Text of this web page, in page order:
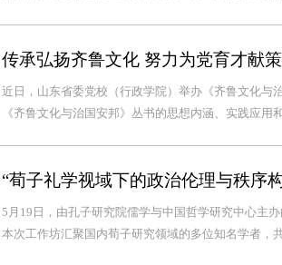
传承弘扬齐鲁文化 努力为党育才献
近日，山东省委党校（行政学院）举办《齐鲁文化与
《齐鲁文化与治国安邦》丛书的思想内涵、实践应用
“荀子礼学视域下的政治伦理与秩序
5月19日，由孔子研究院儒学与中国哲学研究中心主
本次工作坊汇聚国内荀子研究领域的多位知名学者，